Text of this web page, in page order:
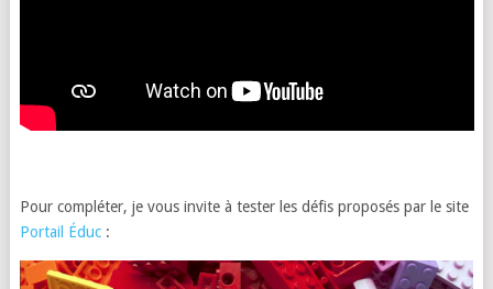
Pour compléter, je vous invite à tester les défis proposés par le site
Portail Éduc: